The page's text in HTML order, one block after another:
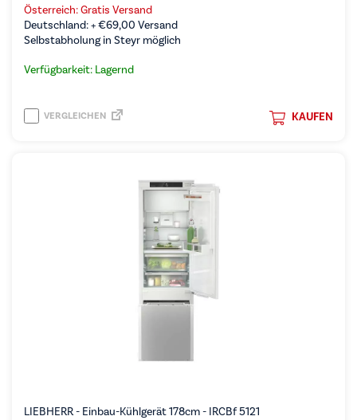
Österreich: Gratis Versand
Deutschland: +€69,00 Versand
Selbstabholung in Steyr möglich
Verfügbarkeit: Lagernd
KAUFEN
VERGLEICHEN
LIEBHERR - Einbau-Kühlgerät 178cm - IRCBf 5121